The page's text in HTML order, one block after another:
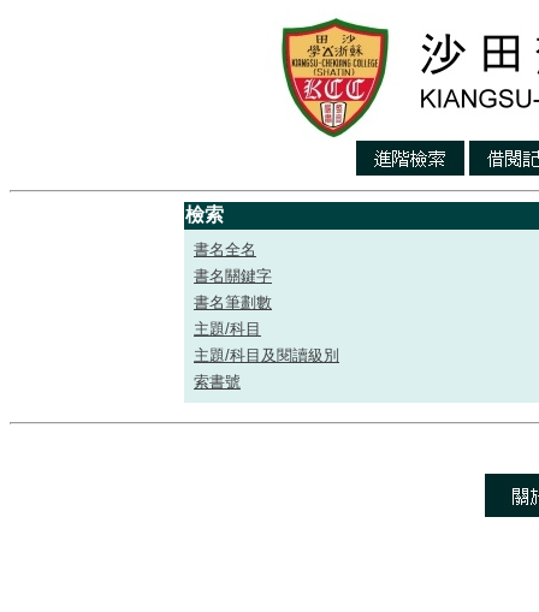
檢索
書名全名
書名關鍵字
書名筆劃數
主題/科目
主題/科目及閱讀級別
索書號